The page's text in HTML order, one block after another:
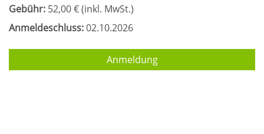
Gebühr: 52,00 € (inkl. MwSt.)
Anmeldeschluss:02.10.2026
Anmeldung